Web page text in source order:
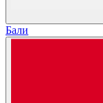
Бали